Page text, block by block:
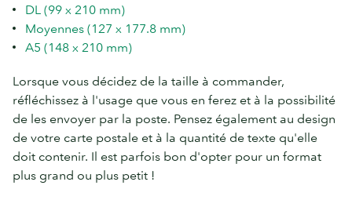
DL (99 x 210 mm)
Moyennes (127 x 177.8 mm)
A5 (148 x 210 mm)
Lorsque vous décidez de la taille à commander,
réfléchissez à l'usage que vous en ferez et à la possibilité
de les envoyer par la poste. Pensez également au design
de votre carte postale et à la quantité de texte qu'elle
doit contenir. Il est parfois bon d'opter pour un format
plus grand ou plus petit !